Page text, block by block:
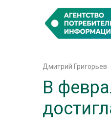
Дмитрий Григорьев
В